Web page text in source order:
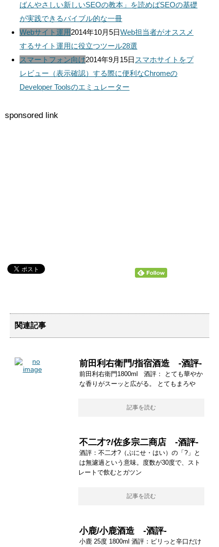
ばんやさしい新しいSEOの教本」を読めばSEOの基礎
が実践できるバイブル的な一冊
Webサイト運用2014年10月5日Web担当者がオススメ
するサイト運用に役立つツール28選
スマートフォン向け2014年9月15日 スマホサイトをプ
レビュー（表示確認）する際に便利なChromeの
Developer Toolsのエミュレーター
sponsored link
関連記事
前田利右衛門/指宿酒造 -酒評-
前田利右衛門1800ml 酒評： とても華やか
な香りがスーッと広がる。 とてもまろや
記事を読む
不二才?/佐多宗二商店 -酒評-
酒評：不二才?（ぶにせ・はい）の「?」と
は無濾過という意味。度数が30度で、スト
レートで飲むとガツン
記事を読む
小鹿/小鹿酒造 -酒評-
小鹿 25度 1800ml 酒評：ピリっと辛口だけ